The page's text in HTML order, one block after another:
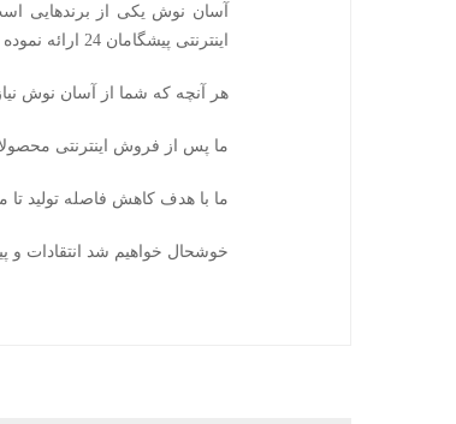
اینترنتی پیشگامان 24 ارائه نموده .
هر آنچه که شما از آسان نوش نیاز داشته
ما پس از فروش اینترنتی
ما با هدف کاهش فاصله تولید تا
خوشحال خواهیم شد انتقادات و